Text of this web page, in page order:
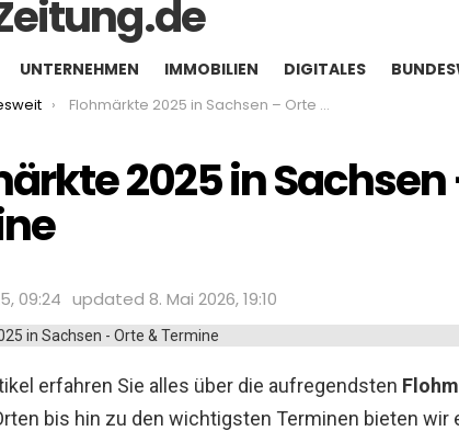
UNTERNEHMEN IMMOBILIEN DIGITALES
Flohmärkte 2025 in Sachsen – Orte & Termine
2025 in Sachsen
09:24 updated 8. Mai 2026, 19:10
erfahren Sie alles über die aufregendsten
bis hin zu den wichtigsten Terminen bieten wir